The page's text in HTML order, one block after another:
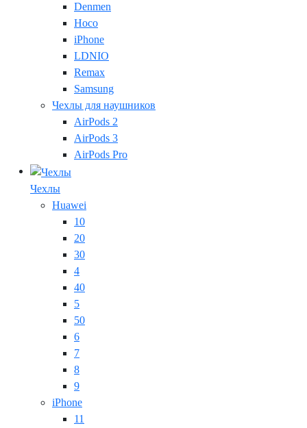
Denmen
Hoco
iPhone
LDNIO
Remax
Samsung
Чехлы для наушников
AirPods 2
AirPods 3
AirPods Pro
Чехлы
Huawei
10
20
30
4
40
5
50
6
7
8
9
iPhone
11